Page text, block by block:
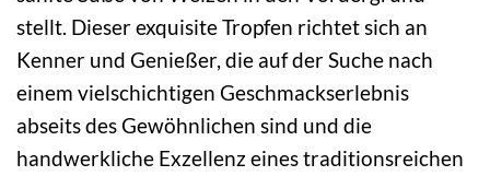
stellt. Dieser exquisite Tropfen richtet sich an
Kenner und Genießer, die auf der Suche nach
einem vielschichtigen Geschmackserlebnis
abseits des Gewöhnlichen sind und die
handwerkliche Exzellenz eines traditionsreichen